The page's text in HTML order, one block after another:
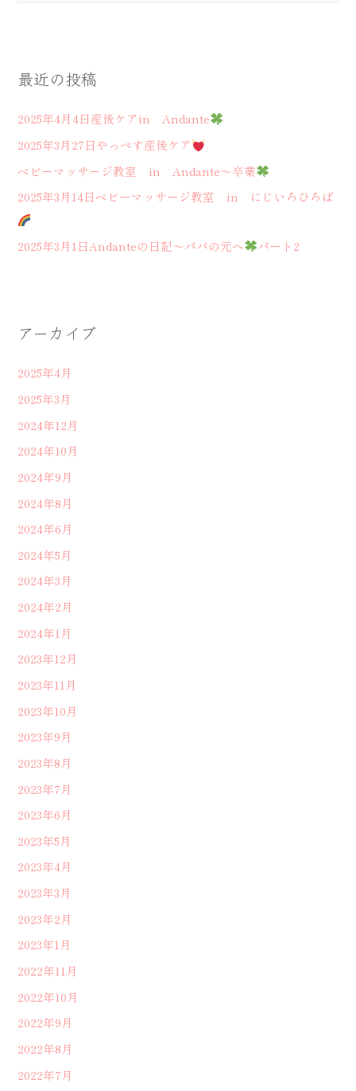
ン
最近の投稿
2025年4月4日産後ケアin Andante
2025年3月27日やっぺす産後ケア
ベビーマッサージ教室 in Andante～卒業
2025年3月14日ベビーマッサージ教室 in にじいろひろば
2025年3月1日Andanteの日記～パパの元へ パート2
アーカイブ
2025年4月
2025年3月
2024年12月
2024年10月
2024年9月
2024年8月
2024年6月
2024年5月
2024年3月
2024年2月
2024年1月
2023年12月
2023年11月
2023年10月
2023年9月
2023年8月
2023年7月
2023年6月
2023年5月
2023年4月
2023年3月
2023年2月
2023年1月
2022年11月
2022年10月
2022年9月
2022年8月
2022年7月